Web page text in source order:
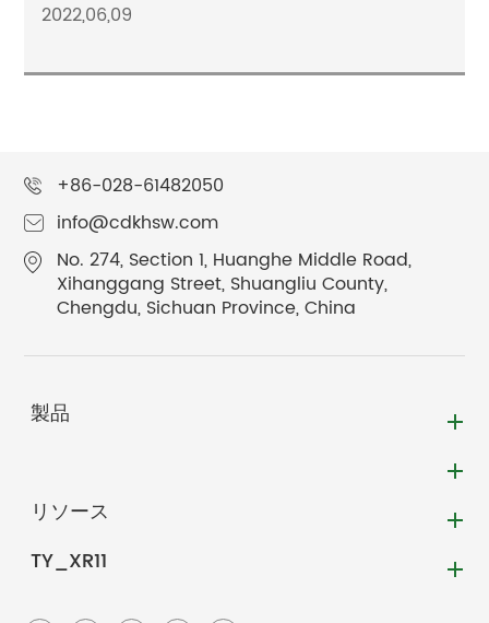
2022,06,09
+86-028-61482050
info@cdkhsw.com
No. 274, Section 1, Huanghe Middle Road,
Xihanggang Street, Shuangliu County,
Chengdu, Sichuan Province, China
製品
リソース
TY_XR11